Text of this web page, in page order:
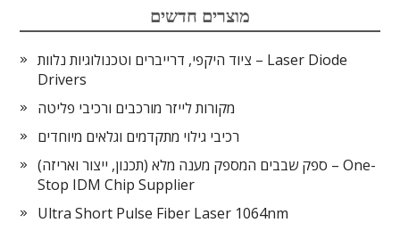
מוצרים חדשים
ציוד היקפי, דרייברים וטכנולוגיות נלוות – Laser Diode
Drivers
מקורות לייזר מורכבים ורכיבי פליטה
רכיבי גילוי מתקדמים וגלאים מיוחדים
ספק שבבים המספק מענה מלא (תכנון, ייצור ואריזה) – One-
Stop IDM Chip Supplier
Ultra Short Pulse Fiber Laser 1064nm